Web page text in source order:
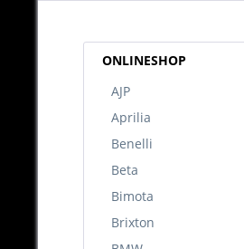
ONLINESHOP
AJP
Aprilia
Benelli
Beta
Bimota
Brixton